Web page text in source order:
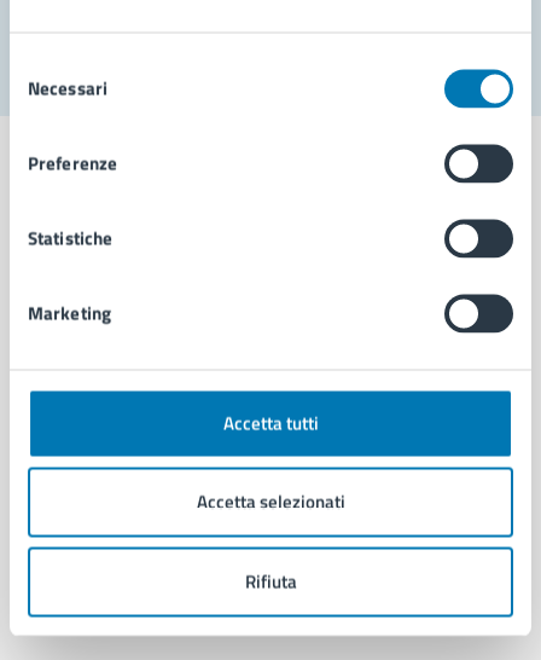
delNecessari
Preferenze
Statistiche
Marketing
Accetta tutti
Accetta selezionati
Rifiuta
Comune di Napoli
AMMINISTRAZIONE
Organi di governo
Enti e fondazioni
Personale amministrativo
Intranet, posta aziendale e protocollo